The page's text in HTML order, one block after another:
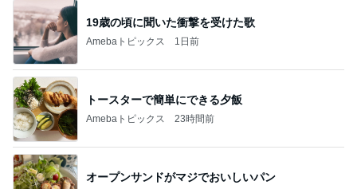
19歳の頃に聞いた衝撃を受けた歌
Amebaトピックス 1日前
トースターで簡単にできる夕飯
Amebaトピックス 23時間前
オープンサンドがマジでおいしいパン